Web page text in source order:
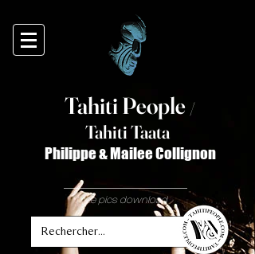
Tahiti People /
Tahiti Taata
Philippe & Mailee Collignon
free pics download